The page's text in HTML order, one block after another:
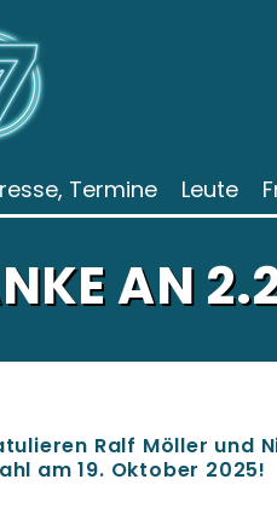
Termine Leute
AN
Ralf Möller und
am 19. Oktober 2025!